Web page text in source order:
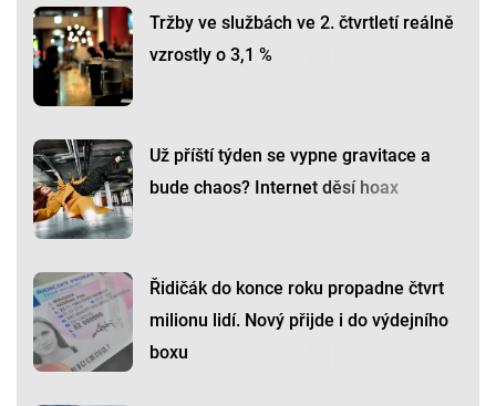
Tržby ve službách ve 2. čtvrtletí reálně
vzrostly o 3,1 %
Už příští týden se vypne gravitace a
bude chaos? Internet děsí hoax
Řidičák do konce roku propadne čtvrt
milionu lidí. Nový přijde i do výdejního
boxu